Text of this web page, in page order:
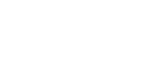
og cookies fra tredjeparter til at
dine præferencer samt til brug
bryder Jackie Navarro